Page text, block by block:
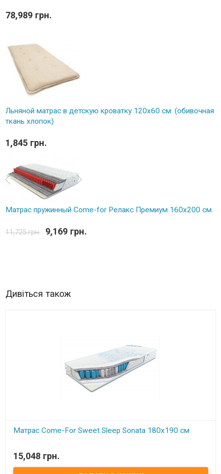
78,989 грн.
Льняной матрас в детскую кроватку 120х60 см. (обивочная
ткань хлопок)
1,845 грн.
Матрас пружинный Come-for Релакс Премиум 160х200 см.
11,725 грн. 9,169 грн.
Дивіться також
Матрас Come-For Sweet Sleep Sonata 180x190 см
ткань трикотаж - ватекс - флизелин - Thermoflex​ - кокосовая
15,048 грн.